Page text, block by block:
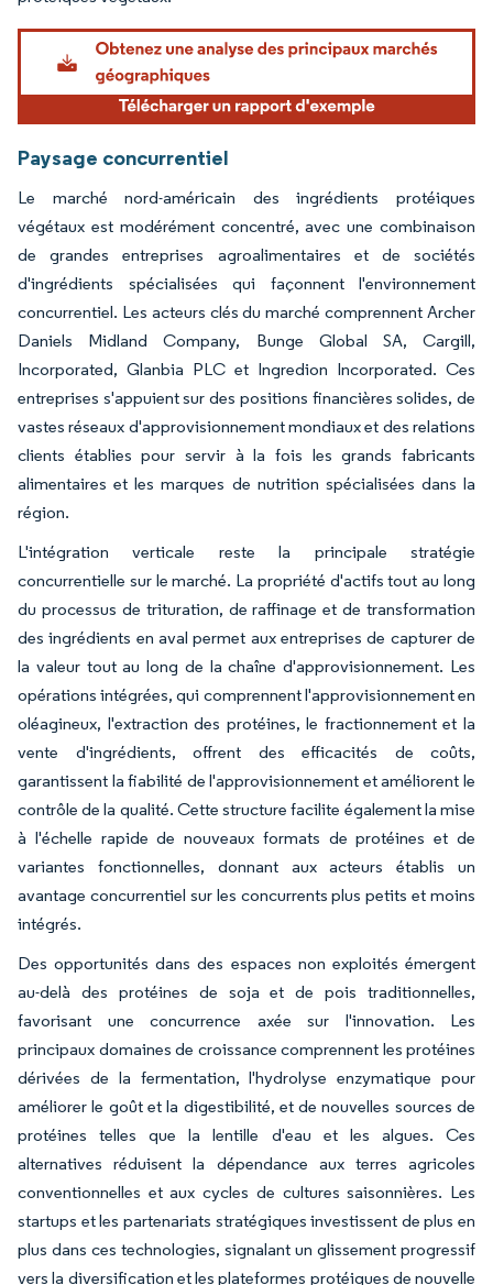
Paysage concurrentiel
Le marché nord-américain des ingrédients protéiques
végétaux est modérément concentré, avec une combinaison
de grandes entreprises agroalimentaires et de sociétés
d'ingrédients spécialisées qui façonnent l'environnement
concurrentiel. Les acteurs clés du marché comprennent Archer
Daniels Midland Company, Bunge Global SA, Cargill,
Incorporated, Glanbia PLC et Ingredion Incorporated. Ces
entreprises s'appuient sur des positions financières solides, de
vastes réseaux d'approvisionnement mondiaux et des relations
clients établies pour servir à la fois les grands fabricants
alimentaires et les marques de nutrition spécialisées dans la
région.
L'intégration verticale reste la principale stratégie
concurrentielle sur le marché. La propriété d'actifs tout au long
du processus de trituration, de raffinage et de transformation
des ingrédients en aval permet aux entreprises de capturer de
la valeur tout au long de la chaîne d'approvisionnement. Les
opérations intégrées, qui comprennent l'approvisionnement en
oléagineux, l'extraction des protéines, le fractionnement et la
vente d'ingrédients, offrent des efficacités de coûts,
garantissent la fiabilité de l'approvisionnement et améliorent le
contrôle de la qualité. Cette structure facilite également la mise
à l'échelle rapide de nouveaux formats de protéines et de
variantes fonctionnelles, donnant aux acteurs établis un
avantage concurrentiel sur les concurrents plus petits et moins
intégrés.
Des opportunités dans des espaces non exploités émergent
au-delà des protéines de soja et de pois traditionnelles,
favorisant une concurrence axée sur l'innovation. Les
principaux domaines de croissance comprennent les protéines
dérivées de la fermentation, l'hydrolyse enzymatique pour
améliorer le goût et la digestibilité, et de nouvelles sources de
protéines telles que la lentille d'eau et les algues. Ces
alternatives réduisent la dépendance aux terres agricoles
conventionnelles et aux cycles de cultures saisonnières. Les
startups et les partenariats stratégiques investissent de plus en
plus dans ces technologies, signalant un glissement progressif
vers la diversification et les plateformes protéiques de nouvelle